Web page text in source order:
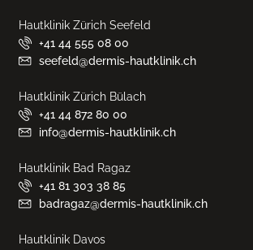
Hautklinik Zürich Seefeld
+41 44 555 08 00
seefeld@dermis-hautklinik.ch
Hautklinik Zürich Bülach
+41 44 872 80 00
info@dermis-hautklinik.ch
Hautklinik Bad Ragaz
+41 81 303 38 85
badragaz@dermis-hautklinik.ch
Hautklinik Davos